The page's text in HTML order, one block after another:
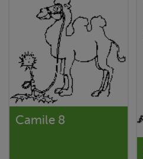
Camile 8